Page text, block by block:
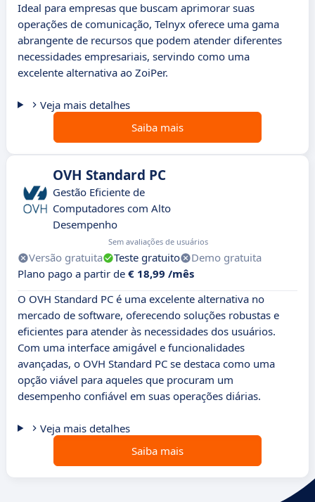
Ideal para empresas que buscam aprimorar suas
operações de comunicação, Telnyx oferece uma gama
abrangente de recursos que podem atender diferentes
necessidades empresariais, servindo como uma
excelente alternativa ao ZoiPer.
Veja mais detalhes
Saiba mais
OVH Standard PC
Gestão Eficiente de
Computadores com Alto
Desempenho
Sem avaliações de usuários
Versão gratuita Teste gratuito
Demo gratuita
Plano pago a partir de € 18,99 /mês
O OVH Standard PC é uma excelente alternativa no
mercado de software, oferecendo soluções robustas e
eficientes para atender às necessidades dos usuários.
Com uma interface amigável e funcionalidades
avançadas, o OVH Standard PC se destaca como uma
opção viável para aqueles que procuram um
desempenho confiável em suas operações diárias.
Veja mais detalhes
Saiba mais